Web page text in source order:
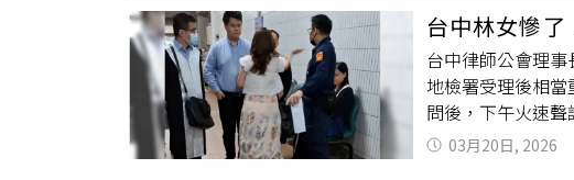
第309條第2項加
月17日涉嫌傷害
為，法官鑑於林
有羈押之原因及
台中林女慘
台中律師公會理
地檢署受理後相
問後，下午火速
臺灣臺中地方法
蔡承翰檢察官成
03月20日, 2026